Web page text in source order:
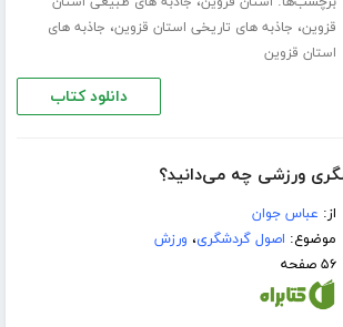
قزوین، جاذبه های تاریخی استان قزوین، جاذبه های
استان قزوین
دانلود کتاب
ورزشی چه می‌دانید؟
از: عباس جوان
موضوع: اصول گردشگری، ورزش
۵۶ صفحه